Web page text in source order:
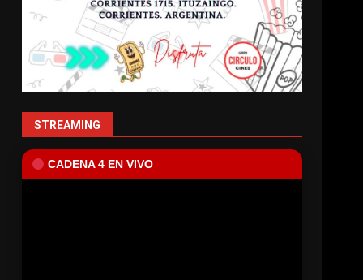
STREAMING
CADENA 4 EN VIVO